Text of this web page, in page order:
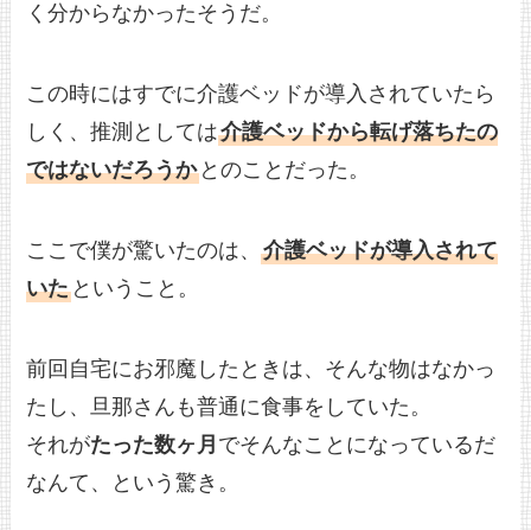
く分からなかったそうだ。
この時にはすでに介護ベッドが導入されていたら
しく、推測としては介護ベッドから転げ落ちたの
ではないだろうか とのことだった。
ここで僕が驚いたのは、介護ベッドが導入されて
いた ということ。
前回自宅にお邪魔したときは、そんな物はなかっ
たし、旦那さんも普通に食事をしていた。
それがたった数ヶ月 でそんなことになっているだ
なんて、という驚き。